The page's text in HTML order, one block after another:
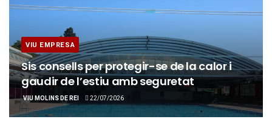
VIU EMPRESA
Sis consells per protegir-se de la calor i
gaudir de l’estiu amb seguretat
VIU MOLINS DE REI 22/07/2026